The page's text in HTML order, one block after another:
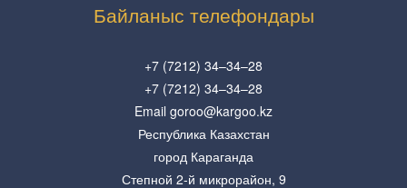
Байланыс телефондары
+7 (7212) 34–34–28
+7 (7212) 34–34–28
Email goroo@kargoo.kz
Республика Казахстан
город Караганда
Степной 2-й микрорайон, 9